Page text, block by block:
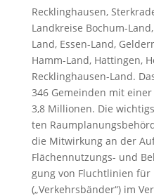
Reckling­hau­sen,
Land­krei­se Bo­chum-
Land, Es­sen-Land,
Hamm-Land, Hat­tin­gen,
Reck­ling­hau­sen-Land.
346 Ge­mein­den mit
3,8 Mil­lio­nen. Die
ten
die Mit­wir­kung an der
Flä­chen­nut­zungs- und
gung von Flucht­li­ni­en für
(„Ver­kehrs­bän­der“) im